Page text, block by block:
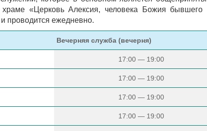
«Церковь Алексия, человека Божия бывшего
проводится ежедневно.
Вечерняя служба (вечерня)
17:00 — 19:00
17:00 — 19:00
17:00 — 19:00
17:00 — 19:00